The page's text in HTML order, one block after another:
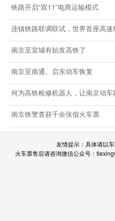
铁路开启“双11”电商运输模式
连镇铁路联调联试，世界首座高
南京至宣城有始发高铁了
南京至南通、启东动车恢复
何为高铁检修机器人，让南京动车
南京铁警查获千余张假火车票
友情提示：具体请以车
火车票售后请咨询微信公众号：